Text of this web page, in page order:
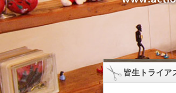
皆生トライア